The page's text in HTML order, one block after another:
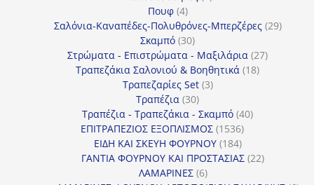
Πουφ 44
προϊόντα
Σαλόνια-Καναπέδες-Πολυθρόνες-Μπερζέρες 2929
Σκαμπό 3030
προϊόντα
Στρώματα - Επιστρώματα - Μαξιλάρια 2727
Τραπεζάκια Σαλονιού & Βοηθητικά 1818
Τραπεζαρίες Set 33
Τραπέζια 3030
προϊόντα
Τραπέζια - Τραπεζάκια - Σκαμπό 4040
ΕΠΙΤΡΑΠΕΖΙΟΣ ΕΞΟΠΛΙΣΜΟΣ 15361536
προϊόντα
ΕΙΔΗ ΚΑΙ ΣΚΕΥΗ ΦΟΥΡΝΟΥ 184184
προϊόντα
ΓΑΝΤΙΑ ΦΟΥΡΝΟΥ ΚΑΙ ΠΡΟΣΤΑΣΙΑΣ 2222
ΛΑΜΑΡΙΝΕΣ 66